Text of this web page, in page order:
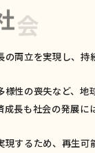
会
両立を実現し、持
性の喪失など、
長も社会の発展に
現するため、再生